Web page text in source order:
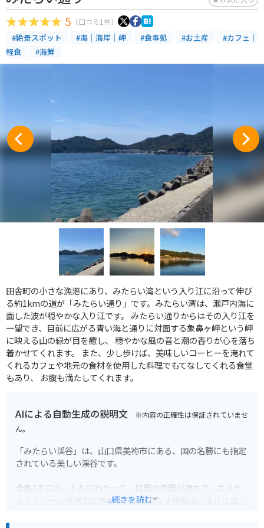
5 （口コミ1件）
#絶景スポット #海｜海岸｜岬 #食事処 #お土産
#カフェ｜
軽食
#海鮮
田舎町の小さな漁港にあり、みたらい湾という入り江に沿って伸び
る約1kmの道が「みたらい通り」です。みたらい湾は、瀬戸内海に
面した波が穏やかな入り江です。 みたらい通りからはその入り江を
一望でき、目前に広がる青い海と通りに対面する象鼻ヶ岬という岬
に映える山の緑が目を癒し、 穏やかな風の音と潮の香りが心を落ち
着かせてくれます。 また、少し歩けば、美味しいコーヒーを淹れて
くれるカフェや地元の食材を使用した料理でもてなしてくれる食堂
もあり、 お腹も満たしてくれます。
AIによる自動生成の説明文 ※内容の正確性は保証されていませ
ん。
「みたらい渓谷」は、山口県美祢市にある、国の名勝にも指定
されている美しい渓谷です。
全長2キロメートルにわたって、巨岩や奇岩が連なり、エメラ
ルドグリーンの清流と豊かな緑が織りなす絶景は、まさに自然
...続きを読む